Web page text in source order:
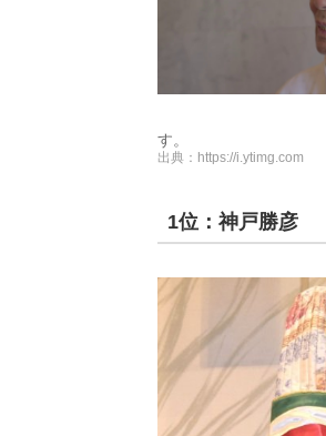
す。
出典： https://i.ytimg.com
1位：神戸勝彦